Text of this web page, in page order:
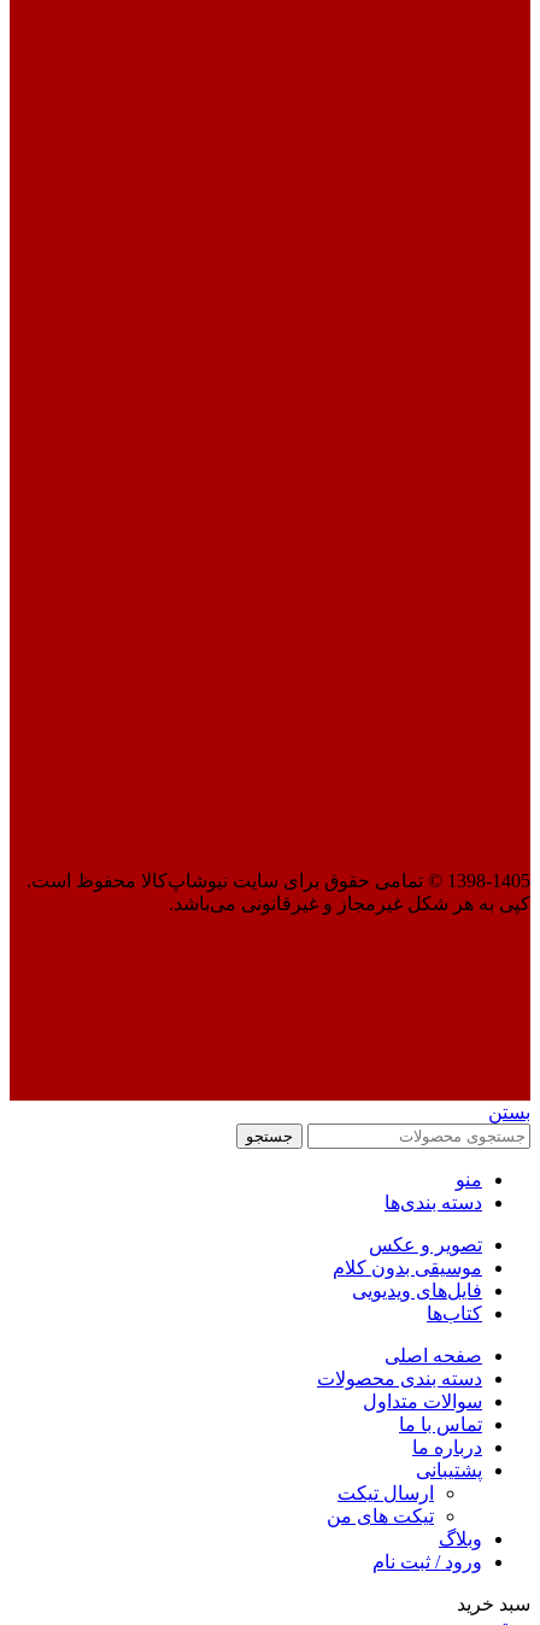
1398-1405 © تمامی حقوق برای سایت نیوشاپ‌کالا محفوظ است.
کپی به هر شکل غیرمجاز و غیرقانونی می‌باشد.
بستن
جستجو
منو
دسته بندی‌ها
تصویر و عکس
موسیقی بدون کلام
فایل‌های ویدیویی
کتاب‌ها
صفحه اصلی
دسته بندی محصولات
سوالات متداول
تماس با ما
درباره ما
پشتیبانی
ارسال تیکت
تیکت های من
وبلاگ
ورود / ثبت نام
سبد خرید